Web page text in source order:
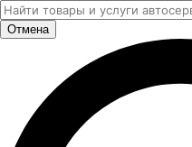
Отмена